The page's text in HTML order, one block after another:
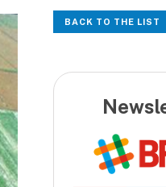
BACK TO THE LIST